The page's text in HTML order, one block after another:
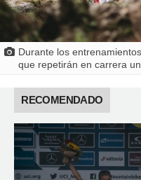
Durante los
que repetirán en carrera
RECOMENDADO